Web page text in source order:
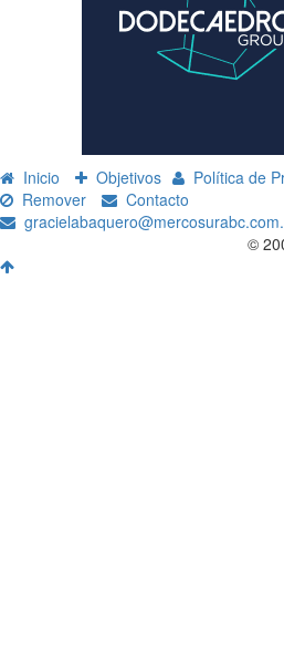
Inicio Objetivos Política de
Remover
Contacto
©